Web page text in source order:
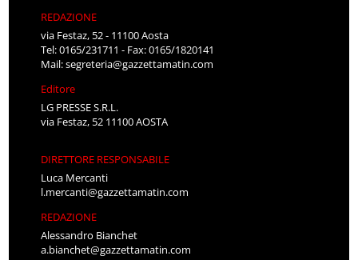
REDAZIONE
via Festaz, 52 - 11100 Aosta
Tel: 0165/231711 - Fax: 0165/1820141
Mail:segreteria@gazzettamatin.com
Editore
LG PRESSE S.R.L.
via Festaz, 52 11100 AOSTA
DIRETTORE RESPONSABILE
Luca Mercanti
l.mercanti@gazzettamatin.com
REDAZIONE
Alessandro Bianchet
a.bianchet@gazzettamatin.com